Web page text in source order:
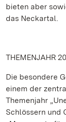
bieten aber
das Neckartal.
THEMENJAHR
Die besondere
einem der
Themenjahr
Schlössern und